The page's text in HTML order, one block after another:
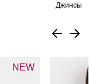
Джинсы
NEW